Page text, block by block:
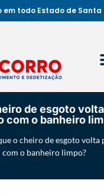
em todo Estado de
de esgoto
com o banheiro
o cheiro de esgoto volta
com o banheiro limpo?